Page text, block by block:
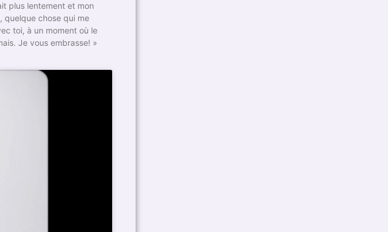
plus lentement et mon
quelque chose qui me
toi, à un moment où le
Je vous embrasse! »